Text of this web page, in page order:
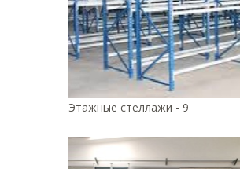
Этажные стеллажи - 9